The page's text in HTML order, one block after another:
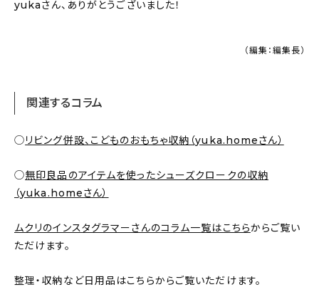
yukaさん、ありがとうございました！
（編集：編集長）
関連するコラム
◯リビング併設、こどものおもちゃ収納（yuka.homeさん）
◯無印良品のアイテムを使ったシューズクロークの収納
（yuka.homeさん）
ムクリのインスタグラマーさんのコラム一覧はこちらからご覧い
ただけます。
整理・収納など日用品はこちらからご覧いただけます。